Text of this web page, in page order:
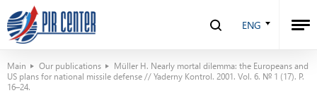
ENG
Main Our publications
Müller H. Nearly mortal dilemma: the Europeans and
US plans for national missile defense // Yaderny Kontrol. 2001. Vol. 6. № 1 (17). P.
16–24.